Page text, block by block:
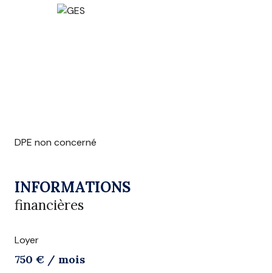
DPE non concerné
INFORMATIONS
financières
Loyer
750 € / mois